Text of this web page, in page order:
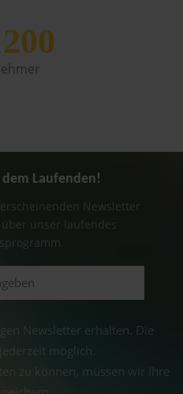
dem Laufenden!
Newsletter
über unser laufendes
Newsletter erhalten. Die
möglich.
zu können, müssen wir Ihre